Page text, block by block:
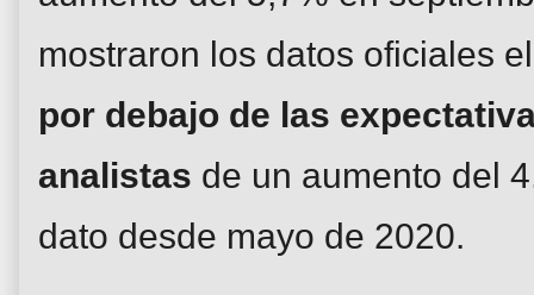
mostraron los datos oficiales
por debajo de las
analistas de un aumento del
dato desde mayo de 2020.